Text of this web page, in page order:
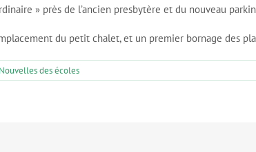
» près de l’ancien presbytère et du nouveau
du petit chalet, et un premier bornage des
Nouvelles des écoles